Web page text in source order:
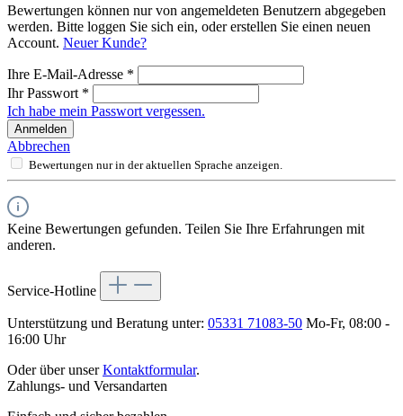
Bewertungen können nur von angemeldeten Benutzern abgegeben
werden. Bitte loggen Sie sich ein, oder erstellen Sie einen neuen
Account. Neuer Kunde?
Ihre E-Mail-Adresse *
Ihr Passwort *
Ich habe mein Passwort vergessen.
Anmelden
Abbrechen
Bewertungen nur in der aktuellen Sprache anzeigen.
Keine Bewertungen gefunden. Teilen Sie Ihre Erfahrungen mit
anderen.
Service-Hotline
Unterstützung und Beratung unter: 05331 71083-50 Mo-Fr, 08:00 -
16:00 Uhr
Oder über unserKontaktformular.
Zahlungs- und Versandarten